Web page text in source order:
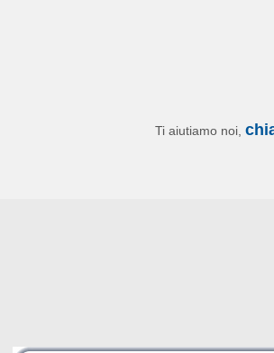
Ti aiutiamo noi,